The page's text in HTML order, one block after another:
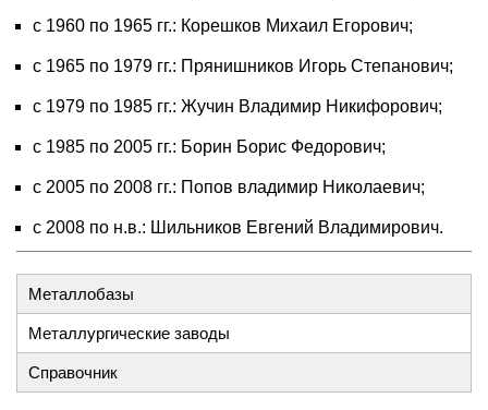
с 1960 по 1965 гг.: Корешков Михаил Егорович;
с 1965 по 1979 гг.: Прянишников Игорь Степанович;
с 1979 по 1985 гг.: Жучин Владимир Никифорович;
с 1985 по 2005 гг.: Борин Борис Федорович;
с 2005 по 2008 гг.: Попов владимир Николаевич;
с 2008 по н.в.: Шильников Евгений Владимирович.
Металлобазы
Металлургические заводы
Справочник